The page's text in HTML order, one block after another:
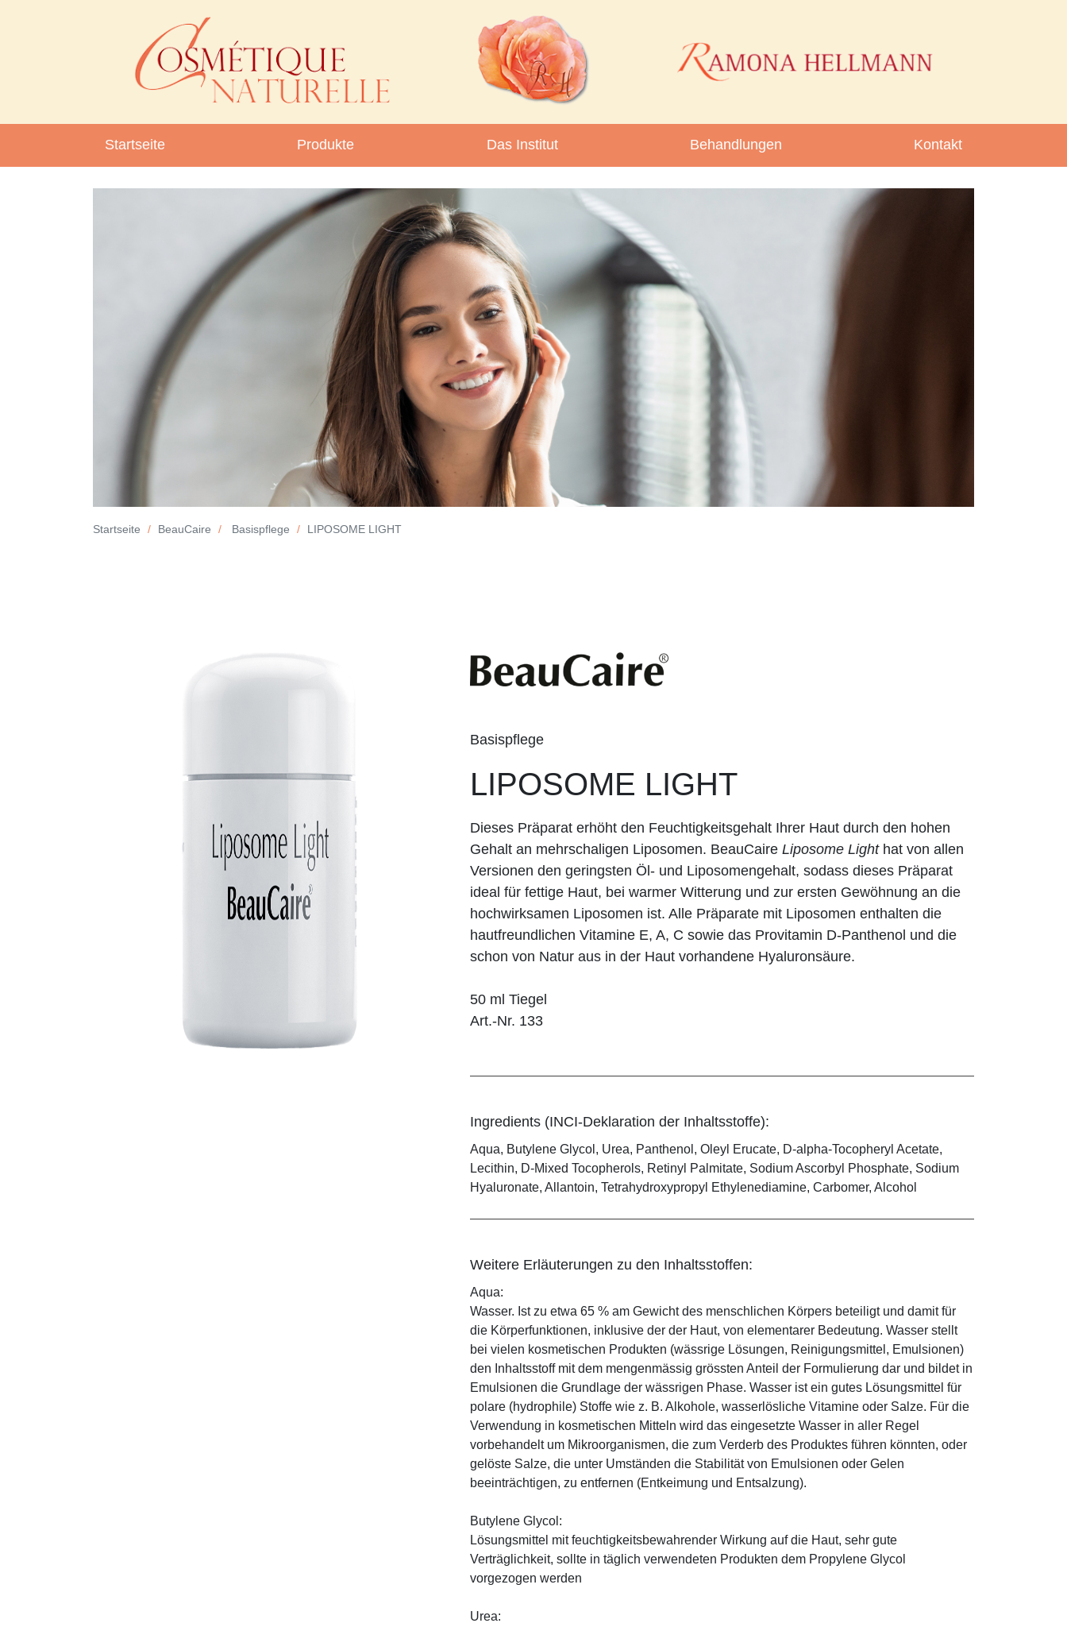
Startseite Produkte Das Institut Behandlungen Kontakt
Startseite BeauCaire Basispflege LIPOSOME LIGHT
Basispflege
LIPOSOME LIGHT
Dieses Präparat erhöht den Feuchtigkeitsgehalt Ihrer Haut durch den hohen
Gehalt an mehrschaligen Liposomen. BeauCaire Liposome Lighthat von allen
Versionen den geringsten Öl- und Liposomengehalt, sodass dieses Präparat
ideal für fettige Haut, bei warmer Witterung und zur ersten Gewöhnung an die
hochwirksamen Liposomen ist. Alle Präparate mit Liposomen enthalten die
hautfreundlichen Vitamine E, A, C sowie das Provitamin D-Panthenol und die
schon von Natur aus in der Haut vorhandene Hyaluronsäure.
50 ml Tiegel
Art.-Nr. 133
Ingredients (INCI-Deklaration der Inhaltsstoffe):
Aqua, Butylene Glycol, Urea, Panthenol, Oleyl Erucate, D-alpha-Tocopheryl Acetate,
Lecithin, D-Mixed Tocopherols, Retinyl Palmitate, Sodium Ascorbyl Phosphate, Sodium
Hyaluronate, Allantoin, Tetrahydroxypropyl Ethylenediamine, Carbomer, Alcohol
Weitere Erläuterungen zu den Inhaltsstoffen:
Aqua:
Wasser. Ist zu etwa 65 % am Gewicht des menschlichen Körpers beteiligt und damit für
die Körperfunktionen, inklusive der der Haut, von elementarer Bedeutung. Wasser stellt
bei vielen kosmetischen Produkten (wässrige Lösungen, Reinigungsmittel, Emulsionen)
den Inhaltsstoff mit dem mengenmässig grössten Anteil der Formulierung dar und bildet in
Emulsionen die Grundlage der wässrigen Phase. Wasser ist ein gutes Lösungsmittel für
polare (hydrophile) Stoffe wie z. B. Alkohole, wasserlösliche Vitamine oder Salze. Für die
Verwendung in kosmetischen Mitteln wird das eingesetzte Wasser in aller Regel
vorbehandelt um Mikroorganismen, die zum Verderb des Produktes führen könnten, oder
gelöste Salze, die unter Umständen die Stabilität von Emulsionen oder Gelen
beeinträchtigen, zu entfernen (Entkeimung und Entsalzung).
Butylene Glycol:
Lösungsmittel mit feuchtigkeitsbewahrender Wirkung auf die Haut, sehr gute
Verträglichkeit, sollte in täglich verwendeten Produkten dem Propylene Glycol
vorgezogen werden
Urea: